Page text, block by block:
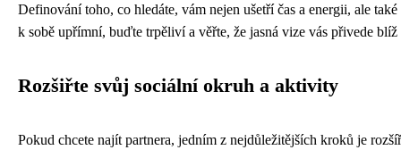
Definování toho, co hledáte, vám nejen ušetří čas a energii, ale
k sobě upřímní, buďte trpěliví a věřte, že jasná vize vás přivede
Rozšiřte svůj sociální okruh a aktivity
Pokud chcete najít partnera, jedním z nejdůležitějších kroků je